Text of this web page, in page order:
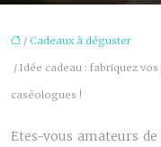
/ Cadeaux à déguster
/ Idée cadeau : fabriquez
caséologues !
Etes-vous amateurs